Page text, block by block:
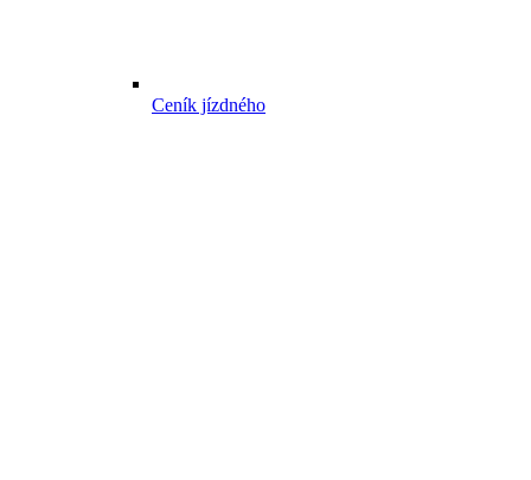
Ceník jízdného